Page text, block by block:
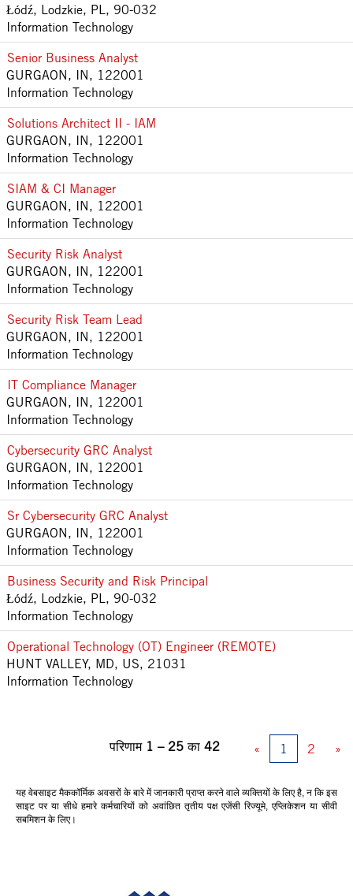
Łódź, Lodzkie, PL, 90-032
Information Technology
Senior Business Analyst
GURGAON, IN, 122001
Information Technology
Solutions Architect II - IAM
GURGAON, IN, 122001
Information Technology
SIAM & CI Manager
GURGAON, IN, 122001
Information Technology
Security Risk Analyst
GURGAON, IN, 122001
Information Technology
Security Risk Team Lead
GURGAON, IN, 122001
Information Technology
IT Compliance Manager
GURGAON, IN, 122001
Information Technology
Cybersecurity GRC Analyst
GURGAON, IN, 122001
Information Technology
Sr Cybersecurity GRC Analyst
GURGAON, IN, 122001
Information Technology
Business Security and Risk Principal
Łódź, Lodzkie, PL, 90-032
Information Technology
Operational Technology (OT) Engineer (REMOTE)
HUNT VALLEY, MD, US, 21031
Information Technology
परिणाम 1 – 25 का 42 « 1 2 »
यह वेबसाइट मैककॉर्मिक अवसरों के बारे में जानकारी प्राप्त करने वाले व्यक्तियों के लिए है, न कि इस
साइट पर या सीधे हमारे कर्मचारियों को अवांछित तृतीय पक्ष एजेंसी रिज्यूमे, एप्लिकेशन या सीवी
सबमिशन के लिए।